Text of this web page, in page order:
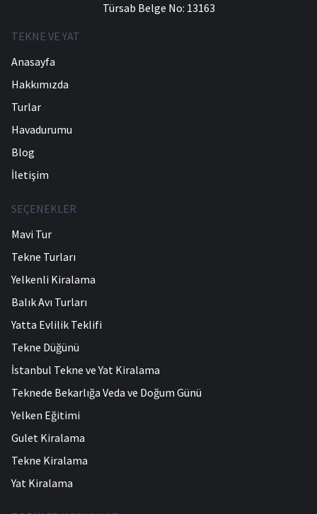
Türsab Belge No: 13163
TEKNE VE YAT
Anasayfa
Hakkımızda
Turlar
Havadurumu
Blog
İletişim
SEÇENEKLER
Mavi Tur
Tekne Turları
Yelkenli Kiralama
Balık Avı Turları
Yatta Evlilik Teklifi
Tekne Düğünü
İstanbul Tekne ve Yat Kiralama
Teknede Bekarlığa Veda ve Doğum Günü
Yelken Eğitimi
Gulet Kiralama
Tekne Kiralama
Yat Kiralama